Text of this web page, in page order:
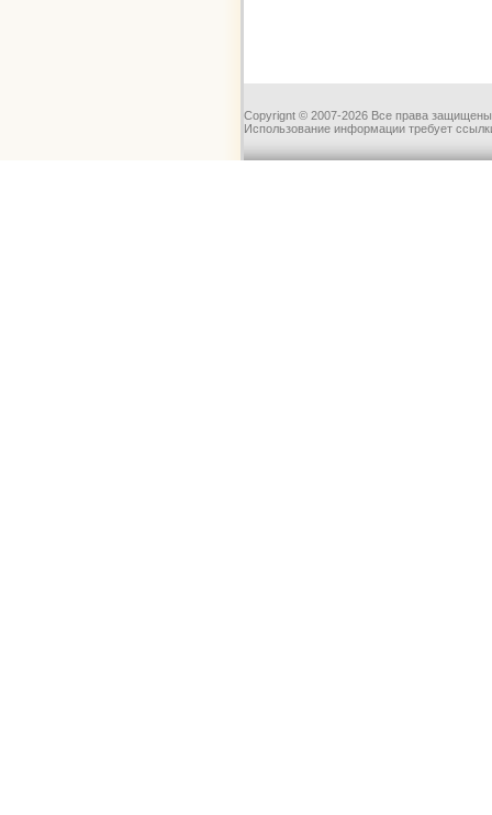
Copyrignt © 2007-2026 Все права
Использование информации требует